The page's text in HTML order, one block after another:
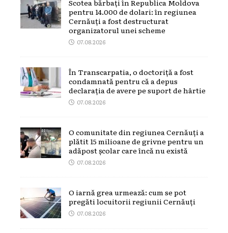
Scotea bărbați în Republica Moldova
pentru 14.000 de dolari: în regiunea
Cernăuți a fost destructurat
organizatorul unei scheme
07.08.2026
În Transcarpatia, o doctoriță a fost
condamnată pentru că a depus
declarația de avere pe suport de hârtie
07.08.2026
O comunitate din regiunea Cernăuți a
plătit 15 milioane de grivne pentru un
adăpost școlar care încă nu există
07.08.2026
O iarnă grea urmează: cum se pot
pregăti locuitorii regiunii Cernăuți
07.08.2026